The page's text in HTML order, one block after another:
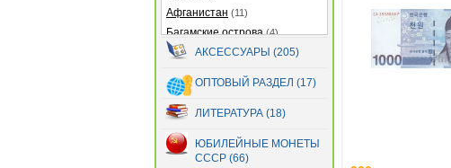
Афганистан (11)
Багамские острова(4)
Бангладеш(27)
Барбадос
Бахрейн
Беларусь(13)
Белиз
Бермуды(2)
АКСЕССУАРЫ (205)
ОПТОВЫЙ РАЗДЕЛ (17)
ЛИТЕРАТУРА (18)
ЮБИЛЕЙНЫЕ МОНЕТЫ
СССР (66)